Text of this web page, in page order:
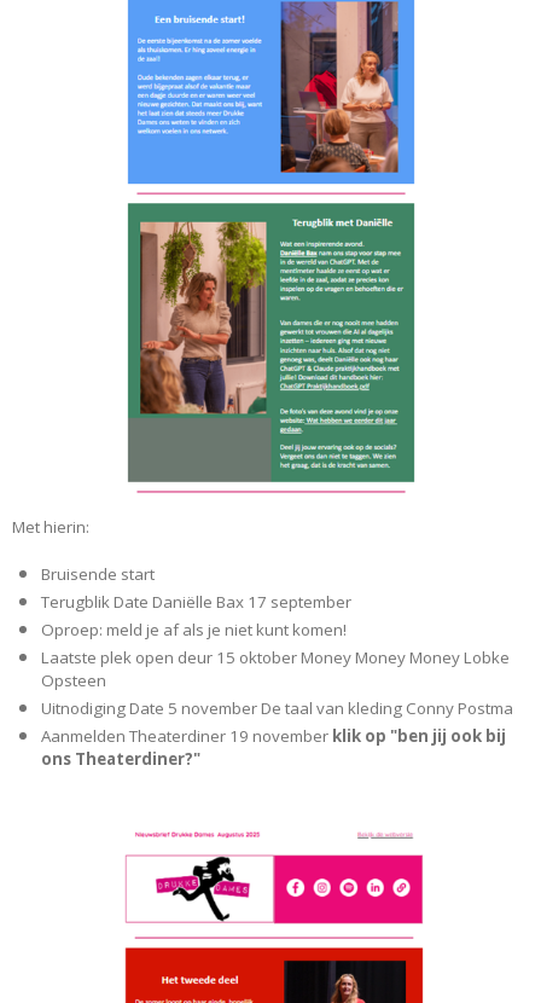
Met hierin:
Bruisende start
Terugblik Date Daniëlle Bax 17 september
Oproep: meld je af als je niet kunt komen!
Laatste plek open deur 15 oktober Money Money Money Lobke
Opsteen
Uitnodiging Date 5 november De taal van kleding Conny Postma
Aanmelden Theaterdiner 19 november klik op "ben jij ook bij
ons Theaterdiner?"